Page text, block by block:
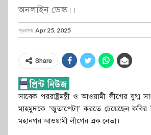
অনলাইন ডেস্ক।।
প্রকাশঃ Apr 25, 2025
Share
সাবেক পররাষ্ট্রমন্ত্রী ও আওয়ামী লীগের যুগ্ম
মাহমুদকে ‘জুতাপেটা’ করতে চেয়েছেন কবির
মহানগর আওয়ামী লীগের এক নেতা।